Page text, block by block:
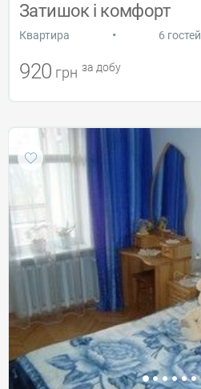
Затишок і комфорт
Квартира • 6 гостей
920 грн за добу